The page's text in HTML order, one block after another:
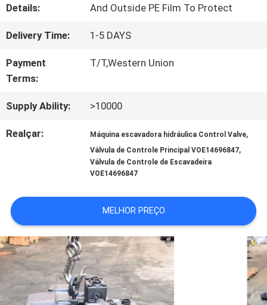
QUALIDADE
CONTACTE-
NOS
NOTÍCIAS
MAPA
DO
SITE
Details:
And Outside PE Film To Protect
Delivery Time: 1-5 DAYS
Payment
Terms:
T/T,Western Union
Supply Ability: >10000
Realçar: Máquina escavadora hidráulica Control Valve,
Válvula de Controle Principal VOE14696847,
Válvula de Controle de Escavadeira
VOE14696847
MELHOR PREÇO